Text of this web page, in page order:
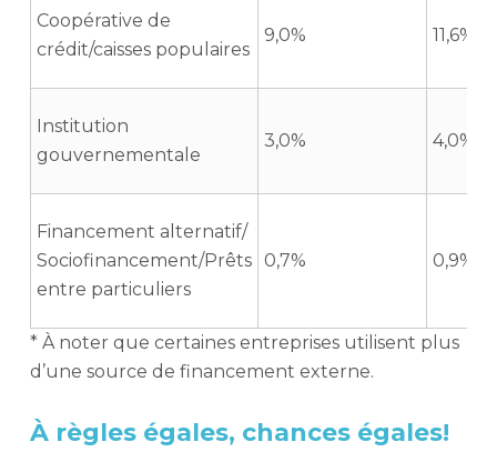
Coopérative de
crédit/caisses populaires
9,0% 11,6%
Institution
gouvernementale
3,0% 4,0%
Financement alternatif/
Sociofinancement/Prêts
entre particuliers
0,7% 0,9%
* À noter que certaines entreprises utilisent plus
d’une source de financement externe.
À règles égales, chances égales!